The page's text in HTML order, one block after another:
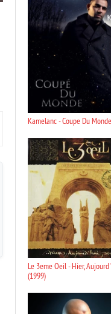
Kamelanc - Coupe Du
Le 3eme Oeil - Hier,
(1999)